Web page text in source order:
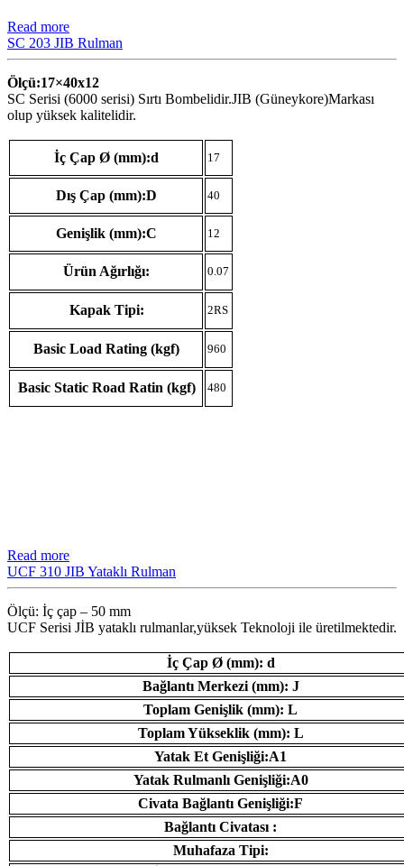
Read more
SC 203 JIB Rulman
Ölçü:17×40x12
SC Serisi (6000 serisi) Sırtı Bombelidir.JIB (Güneykore)Markası
olup yüksek kalitelidir.
İç Çap Ø (mm):d 17
Dış Çap (mm):D 40
Genişlik (mm):C 12
Ürün Ağırlığı: 0.07
Kapak Tipi: 2RS
Basic Load Rating (kgf) 960
Basic Static Road Ratin (kgf) 480
Read more
UCF 310 JIB Yataklı Rulman
Ölçü: İç çap – 50 mm
UCF Serisi JİB ​​yataklı rulmanlar,yüksek Teknoloji ile üretilmektedir.
İç Çap Ø (mm): d
Bağlantı Merkezi (mm): J
Toplam Genişlik (mm): L
Toplam Yükseklik (mm): L
Yatak Et Genişliği:A1
Yatak Rulmanlı Genişliği:A0
Civata Bağlantı Genişliği:F
Bağlantı Civatası :
Muhafaza Tipi: